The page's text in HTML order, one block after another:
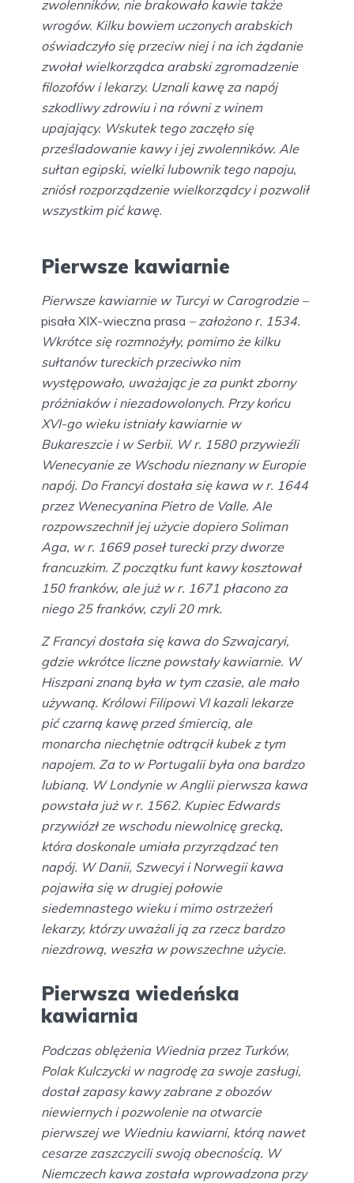
zwolenników, nie brakowało kawie także
wrogów. Kilku bowiem uczonych arabskich
oświadczyło się przeciw niej i na ich żądanie
zwołał wielkorządca arabski zgromadzenie
filozofów i lekarzy. Uznali kawę za napój
szkodliwy zdrowiu i na równi z winem
upajający. Wskutek tego zaczęło się
prześladowanie kawy i jej zwolenników. Ale
sułtan egipski, wielki lubownik tego napoju,
zniósł rozporządzenie wielkorządcy i pozwolił
wszystkim pić kawę.
Pierwsze kawiarnie
Pierwsze kawiarnie w Turcyi w Carogrodzie –
pisała XIX-wieczna prasa – założono r. 1534.
Wkrótce się rozmnożyły, pomimo że kilku
sułtanów tureckich przeciwko nim
występowało, uważając je za punkt zborny
próżniaków i niezadowolonych. Przy końcu
XVI-go wieku istniały kawiarnie w
Bukareszcie i w Serbii. W r. 1580 przywieźli
Wenecyanie ze Wschodu nieznany w Europie
napój. Do Francyi dostała się kawa w r. 1644
przez Wenecyanina Pietro de Valle. Ale
rozpowszechnił jej użycie dopiero Soliman
Aga, w r. 1669 poseł turecki przy dworze
francuzkim. Z początku funt kawy kosztował
150 franków, ale już w r. 1671 płacono za
niego 25 franków, czyli 20 mrk.
Z Francyi dostała się kawa do Szwajcaryi,
gdzie wkrótce liczne powstały kawiarnie. W
Hiszpani znaną była w tym czasie, ale mało
używaną. Królowi Filipowi VI kazali lekarze
pić czarną kawę przed śmiercią, ale
monarcha niechętnie odtrącił kubek z tym
napojem. Za to w Portugalii była ona bardzo
lubianą. W Londynie w Anglii pierwsza kawa
powstała już w r. 1562. Kupiec Edwards
przywiózł ze wschodu niewolnicę grecką,
która doskonale umiała przyrządzać ten
napój. W Danii, Szwecyi i Norwegii kawa
pojawiła się w drugiej połowie
siedemnastego wieku i mimo ostrzeżeń
lekarzy, którzy uważali ją za rzecz bardzo
niezdrową, weszła w powszechne użycie.
Pierwsza wiedeńska
kawiarnia
Podczas oblężenia Wiednia przez Turków,
Polak Kulczycki w nagrodę za swoje zasługi,
dostał zapasy kawy zabrane z obozów
niewiernych i pozwolenie na otwarcie
pierwszej we Wiedniu kawiarni, którą nawet
cesarze zaszczycili swoją obecnością. W
Niemczech kawa została wprowadzona przy